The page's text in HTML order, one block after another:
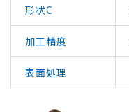
形状C
加工精度
表面処理